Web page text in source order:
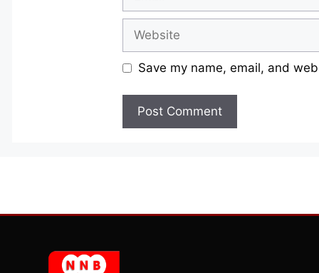
Save my name, email, and